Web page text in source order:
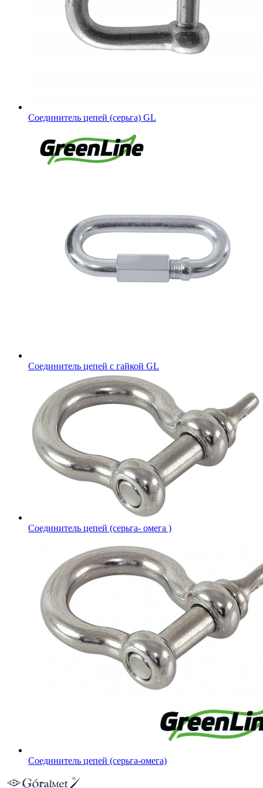
Соединитель цепей (серьга) GL
Соединитель цепей с гайкой GL
Соединитель цепей (серьга- омега )
Соединитель цепей (серьга-омега)